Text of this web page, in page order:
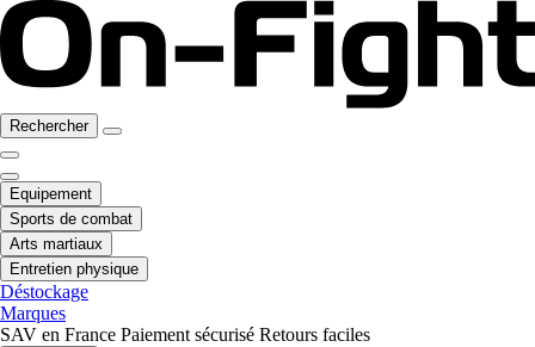
Rechercher
Equipement
Sports de combat
Arts martiaux
Entretien physique
Déstockage
Marques
SAV en France Paiement sécurisé Retours faciles